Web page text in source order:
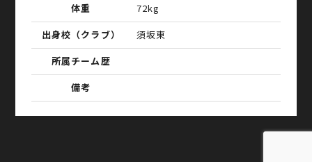
体重
72kg
出身校（クラブ）
須坂東
所属チーム歴
備考